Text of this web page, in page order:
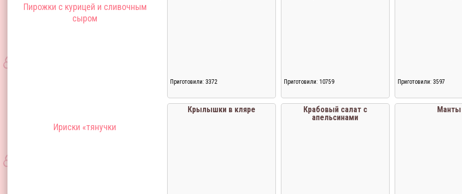
Пирожки с курицей и сливочным
сыром
Ириски «тянучки
Загрузка... Загрузка...
Приготовили: 3372 Приготовили: 10759 Приготовили: 3597
Крылышки в кляре
Крабовый салат с
апельсинами
Манты